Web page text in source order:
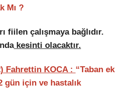
Mı ?
fiilen çalışmaya bağlıdır.
kesinti olacaktır.
Fahrettin KOCA : “Taban ek
gün için ve hastalık